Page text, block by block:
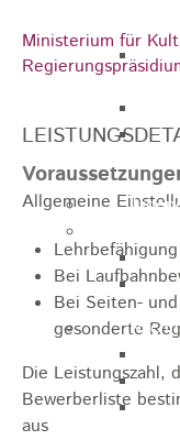
Ministerium für
Allgemeine
Lehrbefähigung
Bei
Bei Seiten-
gesonderte
Die Leistungszahl,
Bewerberliste
aus